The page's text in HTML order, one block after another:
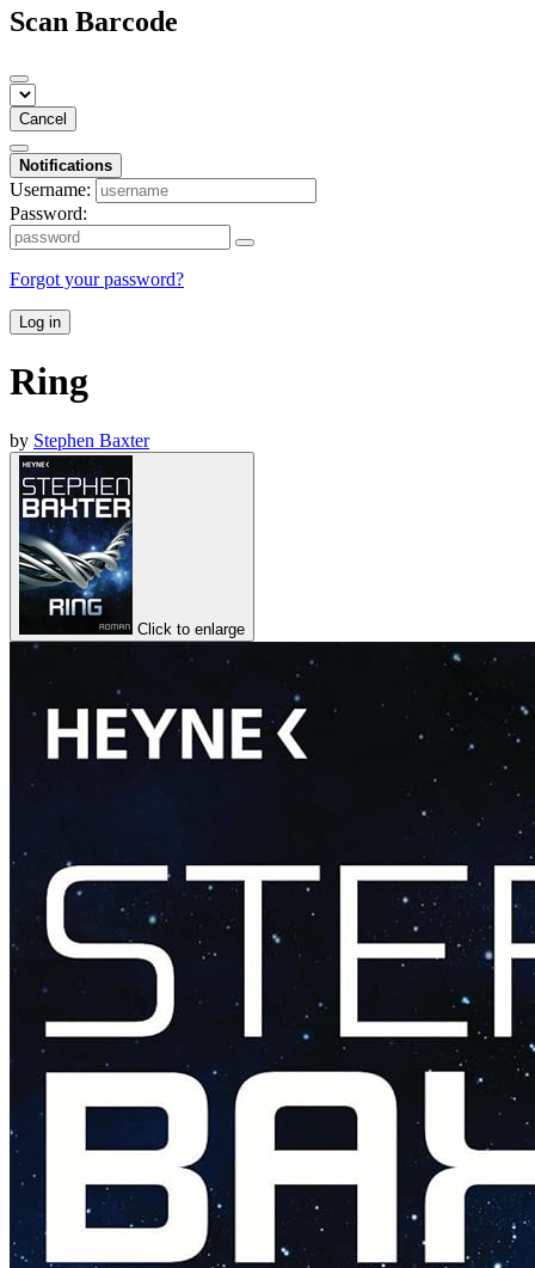
Scan Barcode
Cancel
Notifications
Username:
Password:
Forgot your password?
Log in
Ring
by Stephen Baxter
Click to enlarge